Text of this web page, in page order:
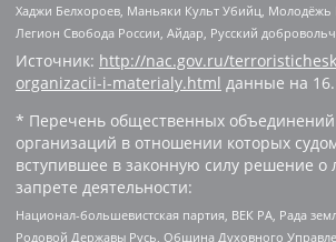
Хаджи Белхороев, Маньяки Культ Убийц, Молодёжь
Легион Свобода России, Айдар, Русский
Источник: http://nac.gov.ru/
organizacii-i-materialy.html данные на
* Перечень общественных
организаций в отношении которых
вступившее в законную силу решение о
запрете деятельности:
Национал-большевистская партия, ВЕК РА, Рада
Родовой Державы Русь, Община Духовного